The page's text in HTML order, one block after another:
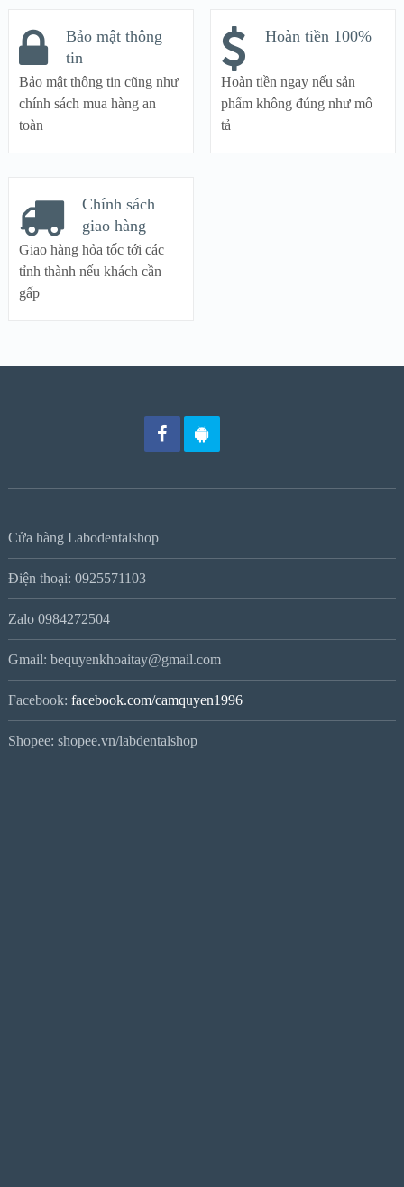
Bảo mật thông
tin
Bảo mật thông tin cũng như
chính sách mua hàng an
toàn
Hoàn tiền 100%
Hoàn tiền ngay nếu sản
phẩm không đúng như mô
tả
Chính sách
giao hàng
Giao hàng hỏa tốc tới các
tỉnh thành nếu khách cần
gấp
Cửa hàng Labodentalshop
Điện thoại: 0925571103
Zalo 0984272504
Gmail: bequyenkhoaitay@gmail.com
Facebook: facebook.com/camquyen1996
Shopee: shopee.vn/labdentalshop